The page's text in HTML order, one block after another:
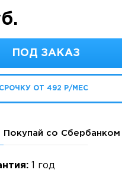
ПОД ЗАКАЗ
ОТ 492 Р/МЕС
Покупай со Сбербанком
1 год